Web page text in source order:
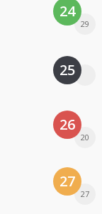
24
29
25
26
20
27
27